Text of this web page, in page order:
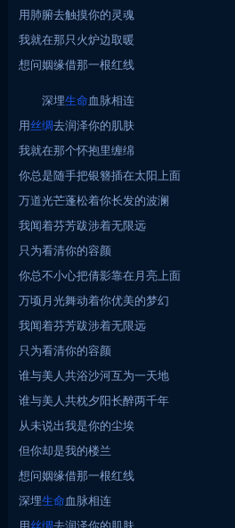
用肺腑去触摸你的灵魂
我就在那只火炉边取暖
想问姻缘借那一根红线
深埋生命血脉相连
用丝绸去润泽你的肌肤
我就在那个怀抱里缠绵
你总是随手把银簪插在太阳上面
万道光芒蓬松着你长发的波澜
我闻着芬芳跋涉着无限远
只为看清你的容颜
你总不小心把倩影靠在月亮上面
万顷月光舞动着你优美的梦幻
我闻着芬芳跋涉着无限远
只为看清你的容颜
谁与美人共浴沙河互为一天地
谁与美人共枕夕阳长醉两千年
从未说出我是你的尘埃
但你却是我的楼兰
想问姻缘借那一根红线
深埋生命血脉相连